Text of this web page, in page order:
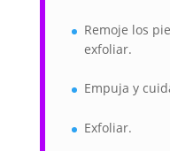
Remoje los
exfoliar.
Empuja y
Exfoliar.